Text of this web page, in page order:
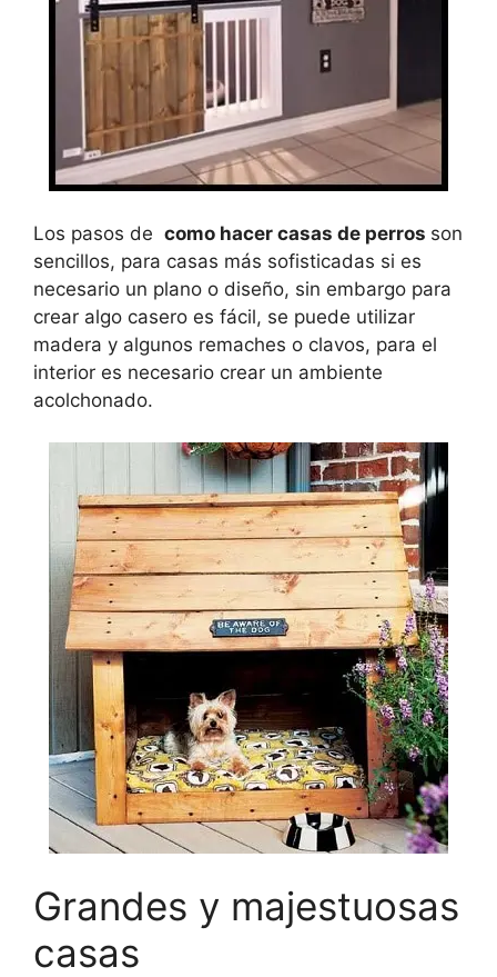
Los pasos de como hacer casas de perros son
sencillos, para casas más sofisticadas si es
necesario un plano o diseño, sin embargo para
crear algo casero es fácil, se puede utilizar
madera y algunos remaches o clavos, para el
interior es necesario crear un ambiente
acolchonado.
Grandes y majestuosas
casas